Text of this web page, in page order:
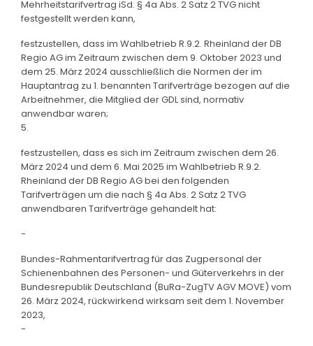
Mehrheitstarifvertrag iSd. § 4a Abs. 2 Satz 2 TVG nicht
festgestellt werden kann,
festzustellen, dass im Wahlbetrieb R.9.2. Rheinland der DB
Regio AG im Zeitraum zwischen dem 9. Oktober 2023 und
dem 25. März 2024 ausschließlich die Normen der im
Hauptantrag zu 1. benannten Tarifverträge bezogen auf die
Arbeitnehmer, die Mitglied der GDL sind, normativ
anwendbar waren;
5.
festzustellen, dass es sich im Zeitraum zwischen dem 26.
März 2024 und dem 6. Mai 2025 im Wahlbetrieb R.9.2.
Rheinland der DB Regio AG bei den folgenden
Tarifverträgen um die nach § 4a Abs. 2 Satz 2 TVG
anwendbaren Tarifverträge gehandelt hat:
-
Bundes-Rahmentarifvertrag für das Zugpersonal der
Schienenbahnen des Personen- und Güterverkehrs in der
Bundesrepublik Deutschland (BuRa-ZugTV AGV MOVE) vom
26. März 2024, rückwirkend wirksam seit dem 1. November
2023,
-